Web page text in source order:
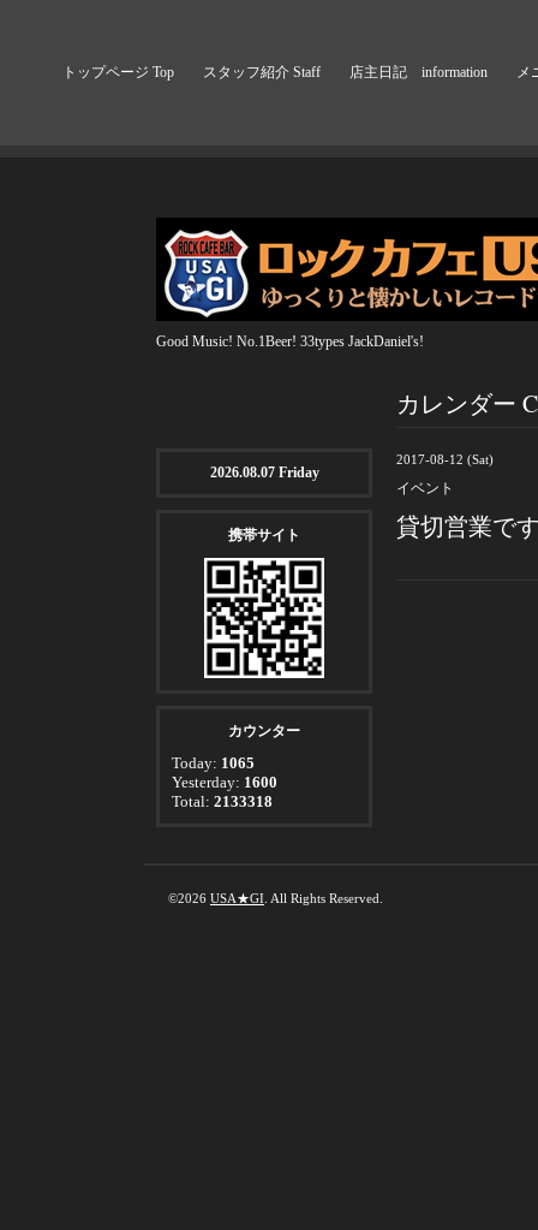
トップページ Top スタッフ紹介 Staff 店主日記 information メ
Good Music! No.1Beer! 33types JackDaniel's!
カレンダー
2017-08-12 (Sat)
イベント
貸切営業で
2026.08.07 Friday
携帯サイト
カウンター
Today: 1065
Yesterday: 1600
Total: 2133318
©2026 USA★GI . All Rights Reserved.